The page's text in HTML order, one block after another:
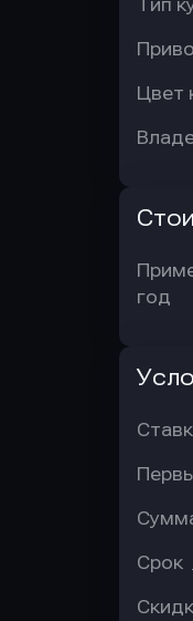
Тип
Цвет
год
Срок